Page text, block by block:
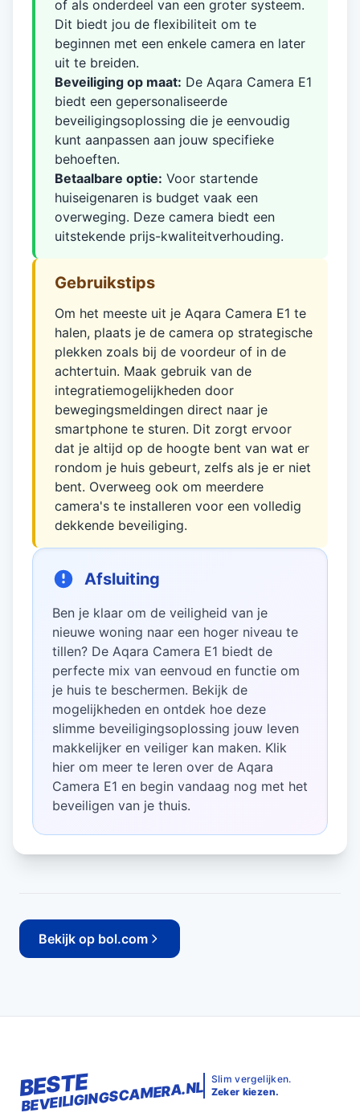
of als onderdeel van een groter systeem.
Dit biedt jou de flexibiliteit om te
beginnen met een enkele camera en later
uit te breiden.
Beveiliging op maat: De Aqara Camera E1
biedt een gepersonaliseerde
beveiligingsoplossing die je eenvoudig
kunt aanpassen aan jouw specifieke
behoeften.
Betaalbare optie: Voor startende
huiseigenaren is budget vaak een
overweging. Deze camera biedt een
uitstekende prijs-kwaliteitverhouding.
Gebruikstips
Om het meeste uit je Aqara Camera E1 te
halen, plaats je de camera op strategische
plekken zoals bij de voordeur of in de
achtertuin. Maak gebruik van de
integratiemogelijkheden door
bewegingsmeldingen direct naar je
smartphone te sturen. Dit zorgt ervoor
dat je altijd op de hoogte bent van wat er
rondom je huis gebeurt, zelfs als je er niet
bent. Overweeg ook om meerdere
camera's te installeren voor een volledig
dekkende beveiliging.
Afsluiting
Ben je klaar om de veiligheid van je
nieuwe woning naar een hoger niveau te
tillen? De Aqara Camera E1 biedt de
perfecte mix van eenvoud en functie om
je huis te beschermen. Bekijk de
mogelijkheden en ontdek hoe deze
slimme beveiligingsoplossing jouw leven
makkelijker en veiliger kan maken. Klik
hier om meer te leren over de Aqara
Camera E1 en begin vandaag nog met het
beveiligen van je thuis.
Bekijk op bol.com
BESTE
BEVEILIGINGSCAMERA.NL Slim vergelijken.
Zeker kiezen.